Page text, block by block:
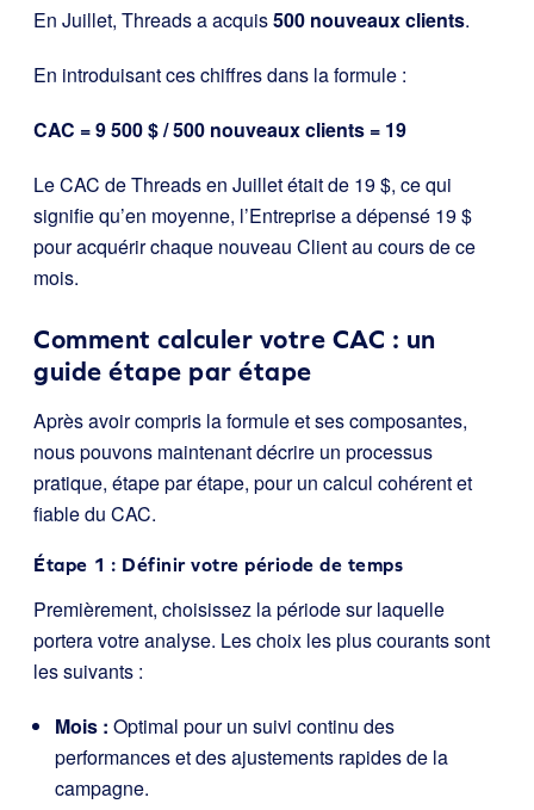
En Juillet, Threads a acquis500 nouveaux clients.
En introduisant ces chiffres dans la formule :
CAC = 9 500 $ / 500 nouveaux clients = 19
Le CAC de Threads en Juillet était de 19 $, ce qui
signifie qu’en moyenne, l’Entreprise a dépensé 19 $
pour acquérir chaque nouveau Client au cours de ce
mois.
Comment calculer votre CAC : un
guide étape par étape
Après avoir compris la formule et ses composantes,
nous pouvons maintenant décrire un processus
pratique, étape par étape, pour un calcul cohérent et
fiable du CAC.
Étape 1 : Définir votre période de temps
Premièrement, choisissez la période sur laquelle
portera votre analyse. Les choix les plus courants sont
les suivants :
Mois : Optimal pour un suivi continu des
performances et des ajustements rapides de la
campagne.